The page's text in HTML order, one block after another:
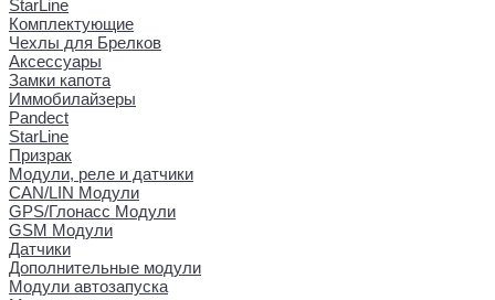
StarLine
Комплектующие
Чехлы для Брелков
Аксессуары
Замки капота
Иммобилайзеры
Pandect
StarLine
Призрак
Модули, реле и датчики
CAN/LIN Модули
GPS/Глонасс Модули
GSM Модули
Датчики
Дополнительные модули
Модули автозапуска